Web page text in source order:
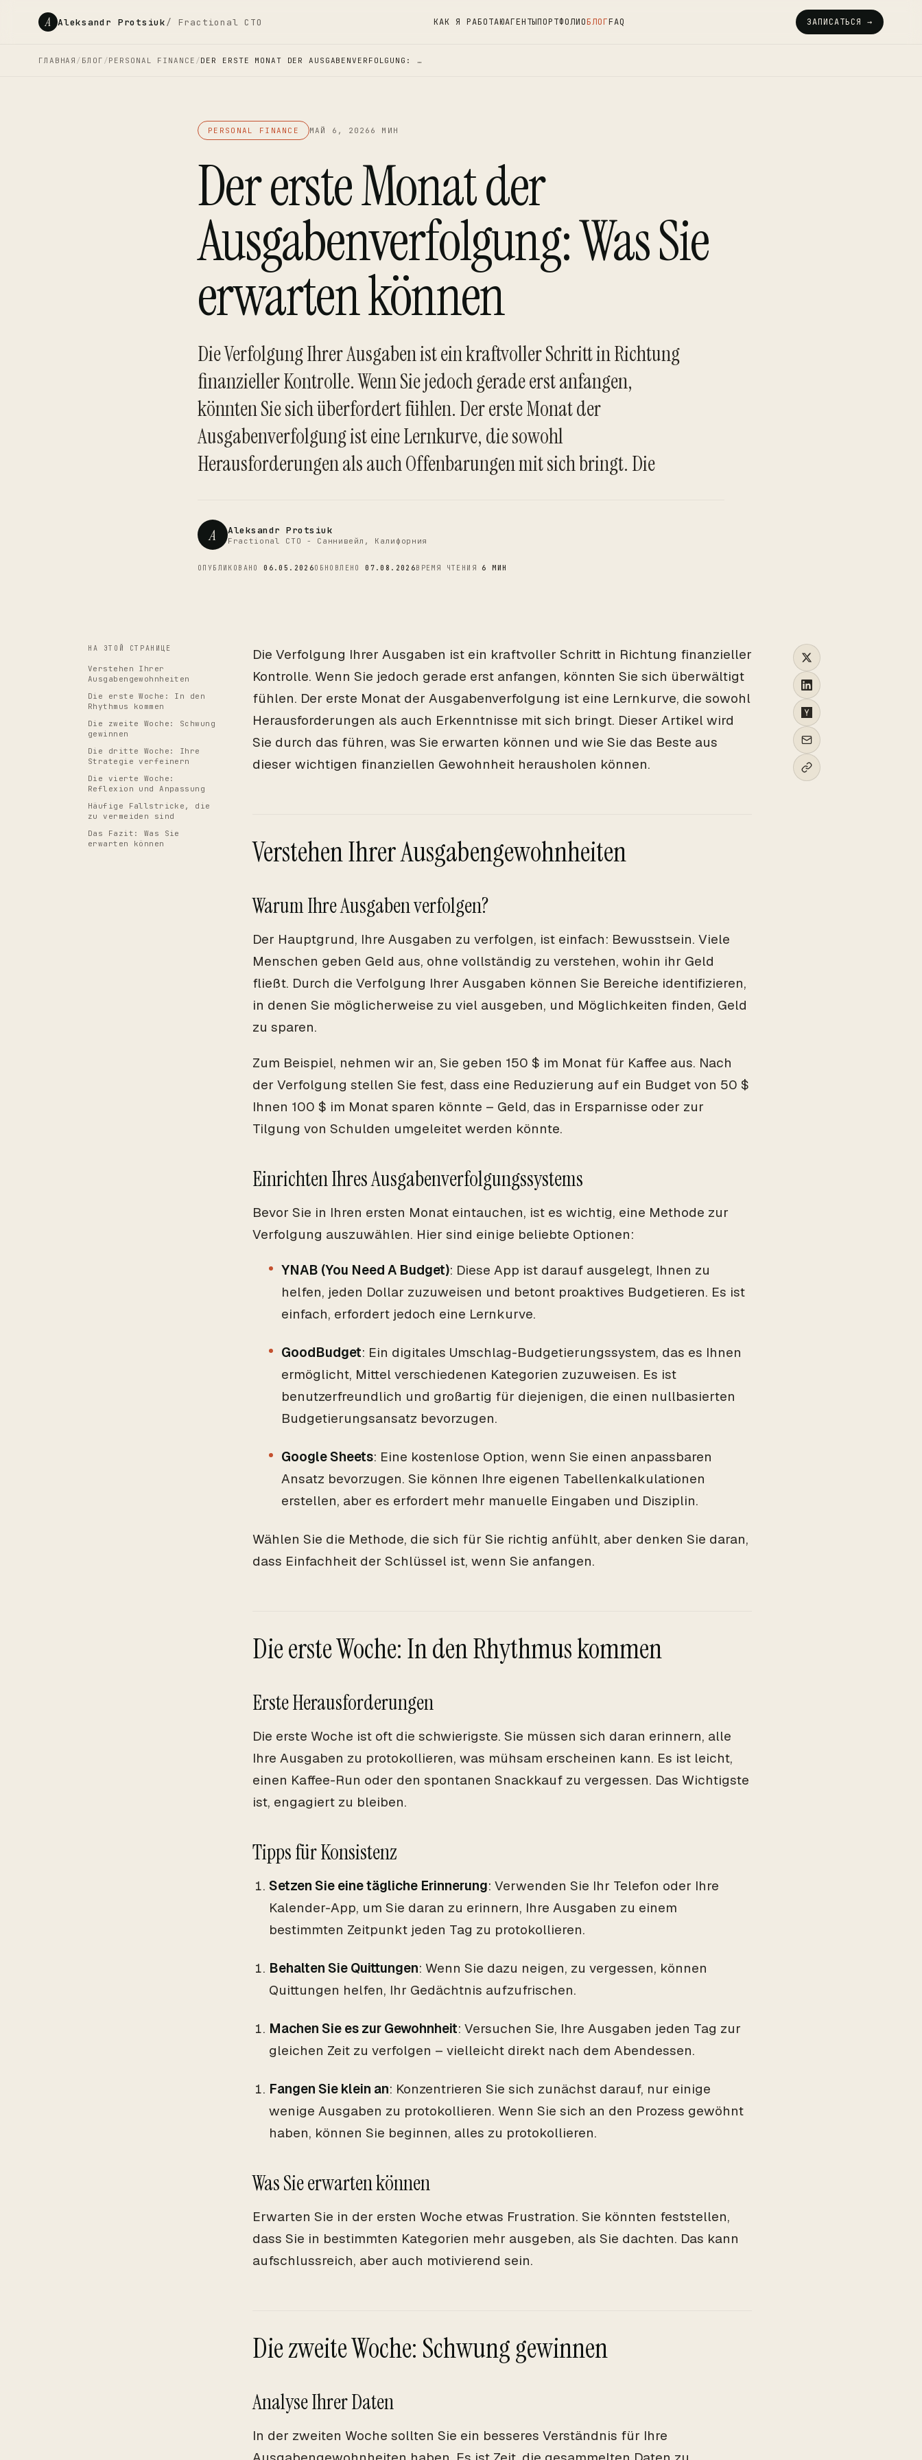
A Aleksandr Protsiuk/ Fractional CTO КАК Я РАБОТАЮАГЕНТЫПОРТФОЛИОБЛОГFAQ ЗАПИСАТЬСЯ →
ГЛАВНАЯ / БЛОГ /PERSONAL FINANCE /DER ERSTE MONAT DER AUSGABENVERFOLGUNG: …
PERSONAL FINANCE МАЙ 6, 2026 6 МИН
Der erste Monat der
Ausgabenverfolgung: Was Sie
erwarten können
Die Verfolgung Ihrer Ausgaben ist ein kraftvoller Schritt in Richtung
finanzieller Kontrolle. Wenn Sie jedoch gerade erst anfangen,
könnten Sie sich überfordert fühlen. Der erste Monat der
Ausgabenverfolgung ist eine Lernkurve, die sowohl
Herausforderungen als auch Offenbarungen mit sich bringt. Die
A Aleksandr Protsiuk
Fractional CTO - Саннивейл, Калифорния
ОПУБЛИКОВАНО06.05.2026ОБНОВЛЕНО07.08.2026ВРЕМЯ ЧТЕНИЯ 6 МИН
CTO
НА ЭТОЙ СТРАНИЦЕ
Verstehen Ihrer
Ausgabengewohnheiten
Die erste Woche: In den
Rhythmus kommen
Die zweite Woche: Schwung
gewinnen
Die dritte Woche: Ihre
Strategie verfeinern
Die vierte Woche:
Reflexion und Anpassung
Häufige Fallstricke, die
zu vermeiden sind
Das Fazit: Was Sie
erwarten können
Die Verfolgung Ihrer Ausgaben ist ein kraftvoller Schritt in Richtung finanzieller
Kontrolle. Wenn Sie jedoch gerade erst anfangen, könnten Sie sich überwältigt
fühlen. Der erste Monat der Ausgabenverfolgung ist eine Lernkurve, die sowohl
Herausforderungen als auch Erkenntnisse mit sich bringt. Dieser Artikel wird
Sie durch das führen, was Sie erwarten können und wie Sie das Beste aus
dieser wichtigen finanziellen Gewohnheit herausholen können.
Verstehen Ihrer Ausgabengewohnheiten
Warum Ihre Ausgaben verfolgen?
Der Hauptgrund, Ihre Ausgaben zu verfolgen, ist einfach: Bewusstsein. Viele
Menschen geben Geld aus, ohne vollständig zu verstehen, wohin ihr Geld
fließt. Durch die Verfolgung Ihrer Ausgaben können Sie Bereiche identifizieren,
in denen Sie möglicherweise zu viel ausgeben, und Möglichkeiten finden, Geld
zu sparen.
Zum Beispiel, nehmen wir an, Sie geben 150 $ im Monat für Kaffee aus. Nach
der Verfolgung stellen Sie fest, dass eine Reduzierung auf ein Budget von 50 $
Ihnen 100 $ im Monat sparen könnte – Geld, das in Ersparnisse oder zur
Tilgung von Schulden umgeleitet werden könnte.
Einrichten Ihres Ausgabenverfolgungssystems
Bevor Sie in Ihren ersten Monat eintauchen, ist es wichtig, eine Methode zur
Verfolgung auszuwählen. Hier sind einige beliebte Optionen:
YNAB (You Need A Budget): Diese App ist darauf ausgelegt, Ihnen zu
helfen, jeden Dollar zuzuweisen und betont proaktives Budgetieren. Es ist
einfach, erfordert jedoch eine Lernkurve.
GoodBudget: Ein digitales Umschlag-Budgetierungssystem, das es Ihnen
ermöglicht, Mittel verschiedenen Kategorien zuzuweisen. Es ist
benutzerfreundlich und großartig für diejenigen, die einen nullbasierten
Budgetierungsansatz bevorzugen.
Google Sheets: Eine kostenlose Option, wenn Sie einen anpassbaren
Ansatz bevorzugen. Sie können Ihre eigenen Tabellenkalkulationen
erstellen, aber es erfordert mehr manuelle Eingaben und Disziplin.
Wählen Sie die Methode, die sich für Sie richtig anfühlt, aber denken Sie daran,
dass Einfachheit der Schlüssel ist, wenn Sie anfangen.
Die erste Woche: In den Rhythmus kommen
Erste Herausforderungen
Die erste Woche ist oft die schwierigste. Sie müssen sich daran erinnern, alle
Ihre Ausgaben zu protokollieren, was mühsam erscheinen kann. Es ist leicht,
einen Kaffee-Run oder den spontanen Snackkauf zu vergessen. Das Wichtigste
ist, engagiert zu bleiben.
Tipps für Konsistenz
Setzen Sie eine tägliche Erinnerung: Verwenden Sie Ihr Telefon oder Ihre
Kalender-App, um Sie daran zu erinnern, Ihre Ausgaben zu einem
bestimmten Zeitpunkt jeden Tag zu protokollieren.
Behalten Sie Quittungen: Wenn Sie dazu neigen, zu vergessen, können
Quittungen helfen, Ihr Gedächtnis aufzufrischen.
Machen Sie es zur Gewohnheit: Versuchen Sie, Ihre Ausgaben jeden Tag zur
gleichen Zeit zu verfolgen – vielleicht direkt nach dem Abendessen.
Fangen Sie klein an: Konzentrieren Sie sich zunächst darauf, nur einige
wenige Ausgaben zu protokollieren. Wenn Sie sich an den Prozess gewöhnt
haben, können Sie beginnen, alles zu protokollieren.
Was Sie erwarten können
Erwarten Sie in der ersten Woche etwas Frustration. Sie könnten feststellen,
dass Sie in bestimmten Kategorien mehr ausgeben, als Sie dachten. Das kann
aufschlussreich, aber auch motivierend sein.
Die zweite Woche: Schwung gewinnen
Analyse Ihrer Daten
In der zweiten Woche sollten Sie ein besseres Verständnis für Ihre